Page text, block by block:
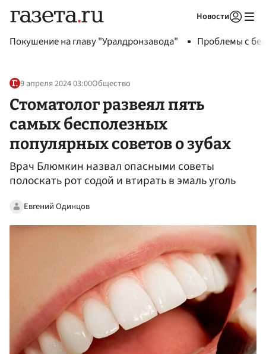
Новости
Покушение на главу "Уралдронзавода" Проблемы с
9 апреля 2024 03:00Общество
Стоматолог развеял пять
самых бесполезных
популярных советов о зубах
Врач Блюмкин назвал опасными советы
полоскать рот содой и втирать в эмаль уголь
Евгений Одинцов